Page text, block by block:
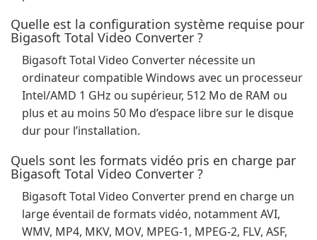
Quelle est la configuration système requise pour
Bigasoft Total Video Converter ?
Bigasoft Total Video Converter nécessite un
ordinateur compatible Windows avec un processeur
Intel/AMD 1 GHz ou supérieur, 512 Mo de RAM ou
plus et au moins 50 Mo d’espace libre sur le disque
dur pour l’installation.
Quels sont les formats vidéo pris en charge par
Bigasoft Total Video Converter ?
Bigasoft Total Video Converter prend en charge un
large éventail de formats vidéo, notamment AVI,
WMV, MP4, MKV, MOV, MPEG-1, MPEG-2, FLV, ASF,